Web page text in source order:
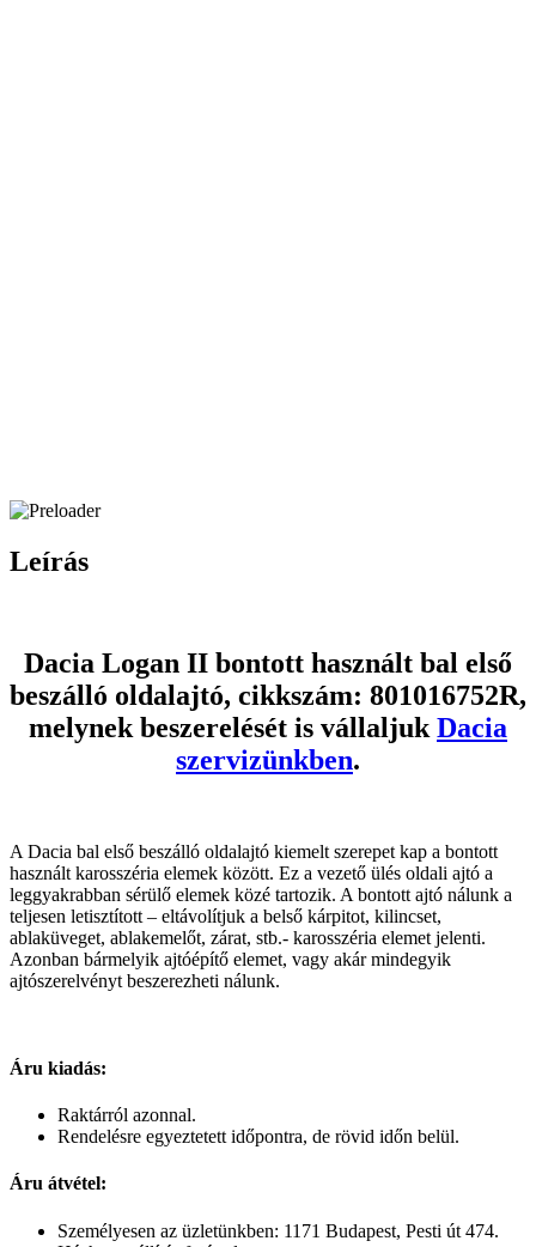
Leírás
Dacia Logan II bontott használt bal első
beszálló oldalajtó, cikkszám: 801016752R,
melynek beszerelését is vállaljuk Dacia
szervizünkben.
A Dacia bal első beszálló oldalajtó kiemelt szerepet kap a bontott
használt karosszéria elemek között. Ez a vezető ülés oldali ajtó a
leggyakrabban sérülő elemek közé tartozik. A bontott ajtó nálunk a
teljesen letisztított – eltávolítjuk a belső kárpitot, kilincset,
ablaküveget, ablakemelőt, zárat, stb.- karosszéria elemet jelenti.
Azonban bármelyik ajtóépítő elemet, vagy akár mindegyik
ajtószerelvényt beszerezheti nálunk.
Áru kiadás:
Raktárról azonnal.
Rendelésre egyeztetett időpontra, de rövid időn belül.
Áru átvétel:
Személyesen az üzletünkben: 1171 Budapest, Pesti út 474.